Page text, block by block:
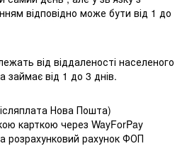
відповідно може бути від 1 до
від віддаленості населеного
займає від 1 до 3 днів.
Нова Пошта)
карткою через WayForPay
розрахунковий рахунок ФОП